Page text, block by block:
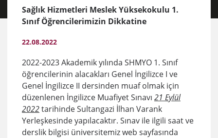
Sağlık Hizmetleri Meslek Yüksekokulu 1.
Sınıf Öğrencilerimizin Dikkatine
22.08.2022
​2022-2023 Akademik yılında SHMYO 1. Sınıf
öğrencilerinin alacakları Genel İngilizce I ve
Genel İngilizce II dersinden muaf olmak için
düzenlenen İngilizce Muafiyet Sınavı 21 Eylül
2022tarihinde Sultangazi İlhan Varank
Yerleşkesinde yapılacaktır. Sınav ile ilgili saat ve
derslik bilgisi üniversitemiz web sayfasında